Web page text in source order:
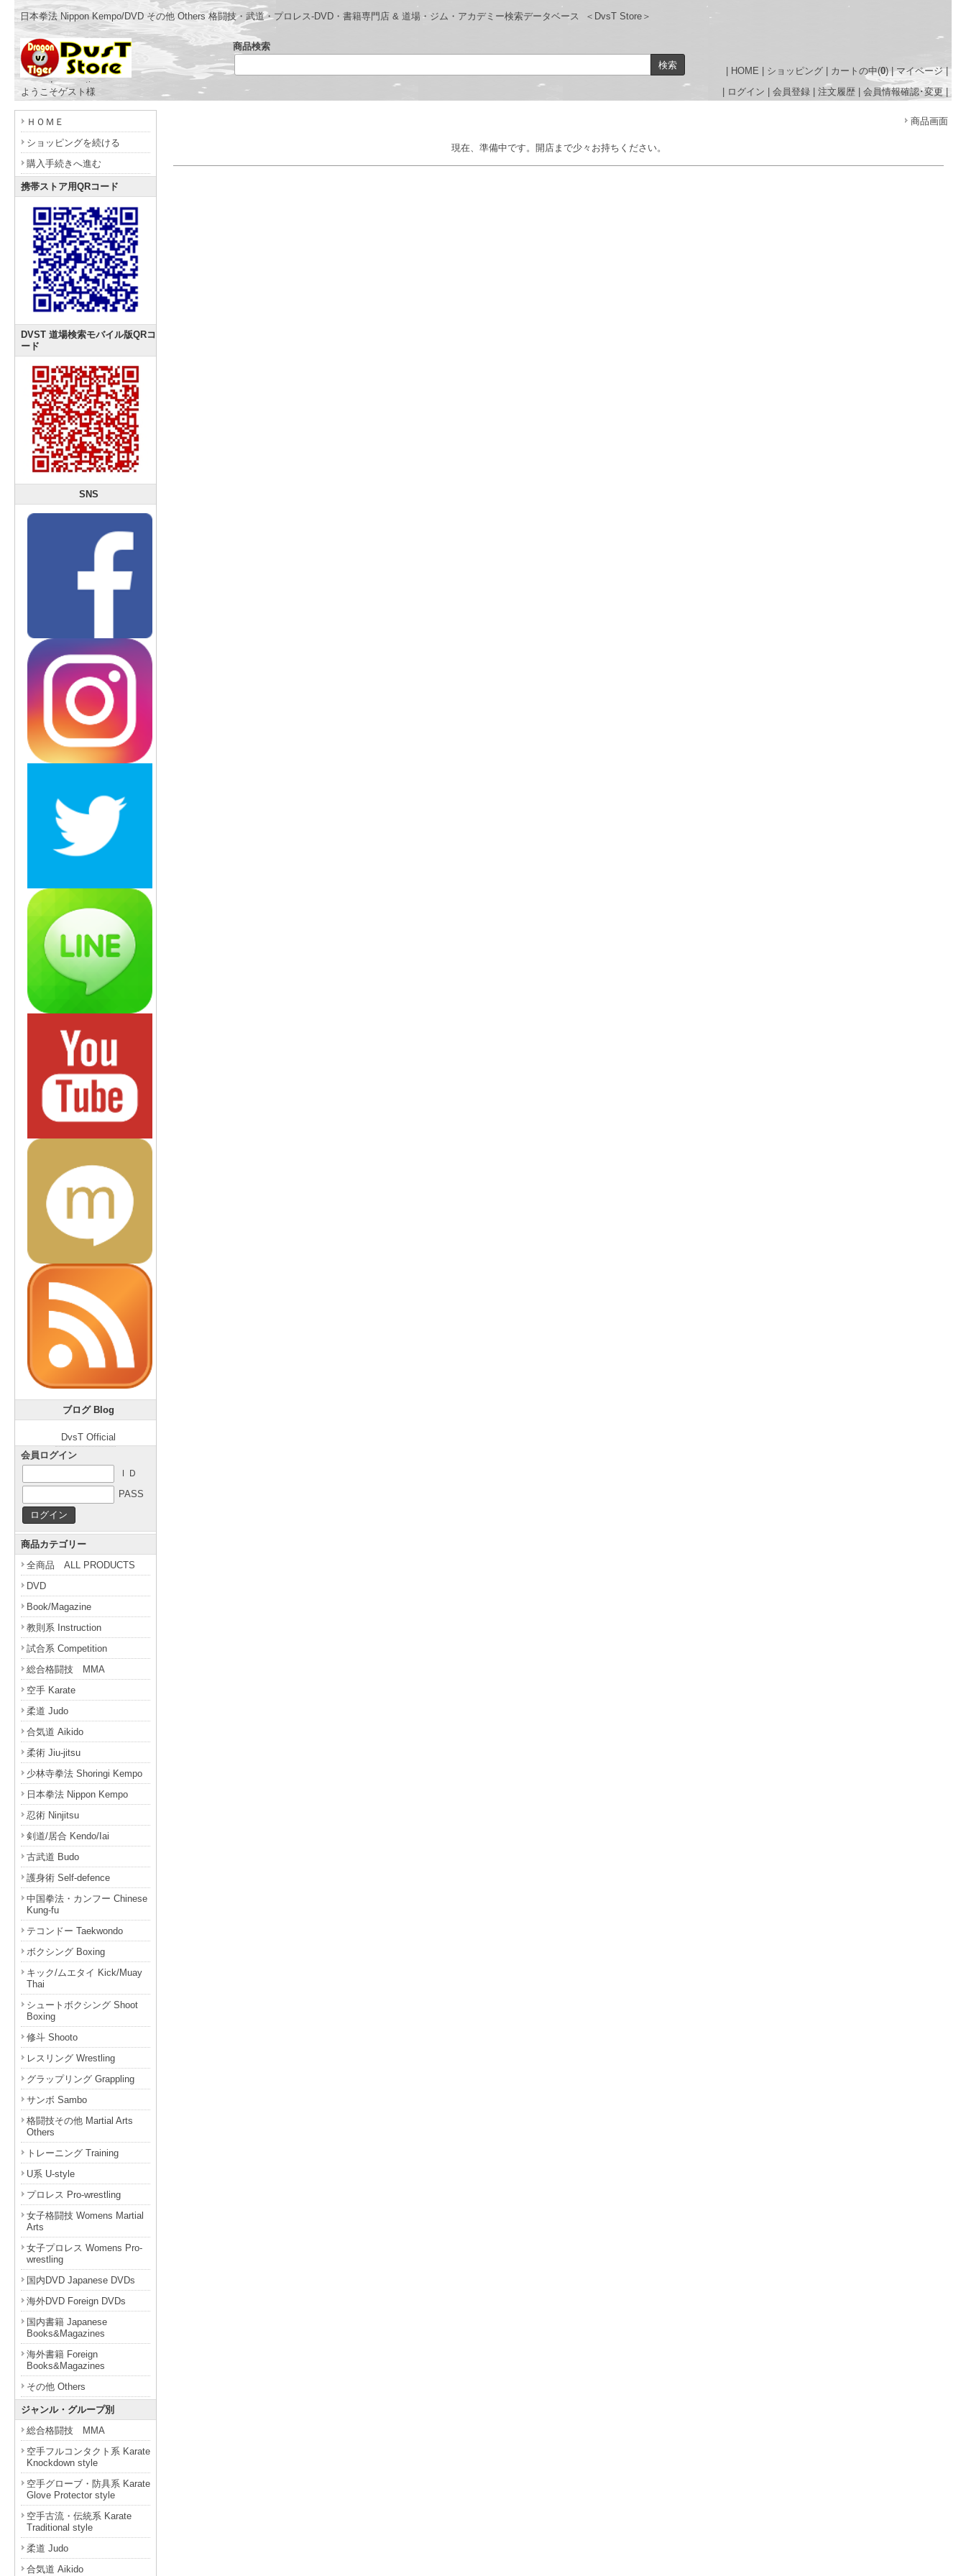
日本拳法 Nippon Kempo/DVD その他 Others 格闘技・武道・プロレス-DVD・書籍専門店 & 道場・ジム・アカデミー検索データベース ＜DvsT Store＞
HOME ショッピング カートの中(0)|マイページ|
- www.dragonvstiger.com -
商品検索
ようこそゲスト様 ログイン 会員登録 注文履歴 会員情報確認･変更
商品画面
現在、準備中です。開店まで少々お持ちください。
ＨＯＭＥ
ショッピングを続ける
購入手続きへ進む
携帯ストア用QRコード
DVST 道場検索モバイル版QRコ
ード
SNS
ブログ Blog
DvsT Official
会員ログイン
ＩＤ
PASS
商品カテゴリー
全商品 ALL PRODUCTS
DVD
Book/Magazine
教則系 Instruction
試合系 Competition
総合格闘技 MMA
空手 Karate
柔道 Judo
合気道 Aikido
柔術 Jiu-jitsu
少林寺拳法 Shoringi Kempo
日本拳法 Nippon Kempo
忍術 Ninjitsu
剣道/居合 Kendo/Iai
古武道 Budo
護身術 Self-defence
中国拳法・カンフー Chinese
Kung-fu
テコンドー Taekwondo
ボクシング Boxing
キック/ムエタイ Kick/Muay
Thai
シュートボクシング Shoot
Boxing
修斗 Shooto
レスリング Wrestling
グラップリング Grappling
サンボ Sambo
格闘技その他 Martial Arts
Others
トレーニング Training
U系 U-style
プロレス Pro-wrestling
女子格闘技 Womens Martial
Arts
女子プロレス Womens Pro-
wrestling
国内DVD Japanese DVDs
海外DVD Foreign DVDs
国内書籍 Japanese
Books&Magazines
海外書籍 Foreign
Books&Magazines
その他 Others
ジャンル・グループ別
総合格闘技 MMA
空手フルコンタクト系 Karate
Knockdown style
空手グローブ・防具系 Karate
Glove Protector style
空手古流・伝統系 Karate
Traditional style
柔道 Judo
合気道 Aikido